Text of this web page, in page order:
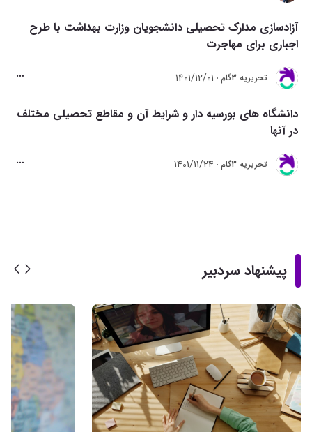
آزادسازی مدارک تحصیلی دانشجویان وزارت بهداشت با طرح
اجباری برای مهاجرت
تحريريه 3گام 1401/12/01
دانشگاه های بورسیه دار و شرایط آن و مقاطع تحصیلی مختلف
در آنها
تحريريه 3گام 1401/11/24
پیشنهاد سردبیر